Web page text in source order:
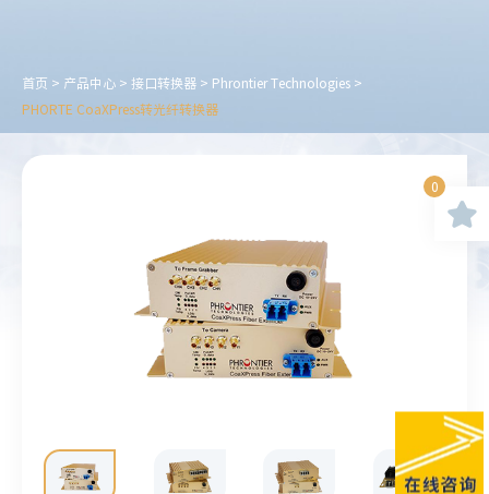
首页 > 产品中心 > 接口转换器 > Phrontier Technologies >
PHORTE CoaXPress转光纤转换器
0